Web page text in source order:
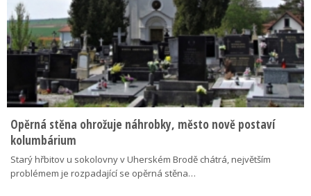
Opěrná stěna ohrožuje náhrobky, město nově postaví
kolumbárium
Starý hřbitov u sokolovny v Uherském Brodě chátrá, největším
problémem je rozpadající se opěrná stěna…